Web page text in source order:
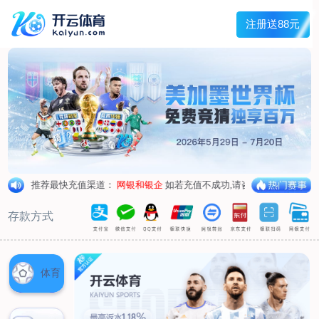
首页
关于我们
核心竞争力
历程&荣誉
发展规划
企业文化
新闻资讯
公司新闻
行业新闻
产品中心
人源蛋白
体外诊断
研发概况
研发管线
生产基地
甘泉厂区